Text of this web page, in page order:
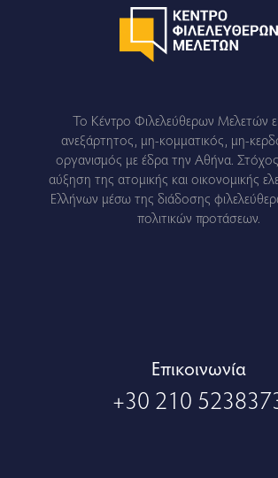
Το Κέντρο Φιλελεύθερων Μελετών
ανεξάρτητος, μη-κομματικός, μη-
οργανισμός με έδρα την Αθήνα. Στόχος
αύξηση της ατομικής και οικονομικής
Ελλήνων μέσω της διάδοσης
πολιτικών προτάσεων.
Eπικοινωνία
+30 210